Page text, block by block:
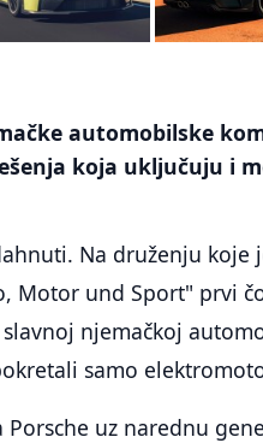
automobilske
koja uključuju i
Na druženju koje
Motor und Sport" prvi
njemačkoj
samo
uz narednu